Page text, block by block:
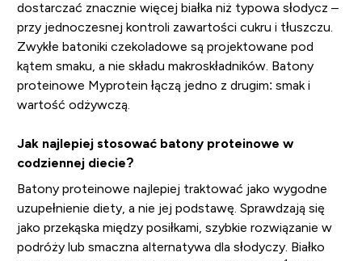
dostarczać znacznie więcej białka niż typowa słodycz –
przy jednoczesnej kontroli zawartości cukru i tłuszczu.
Zwykłe batoniki czekoladowe są projektowane pod
kątem smaku, a nie składu makroskładników. Batony
proteinowe Myprotein łączą jedno z drugim: smak i
wartość odżywczą.
Jak najlepiej stosować batony proteinowe w
codziennej diecie?
Batony proteinowe najlepiej traktować jako wygodne
uzupełnienie diety, a nie jej podstawę. Sprawdzają się
jako przekąska między posiłkami, szybkie rozwiązanie w
podróży lub smaczna alternatywa dla słodyczy. Białko